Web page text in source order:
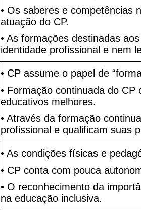
• Os saberes e competências
atuação do CP.
• As formações destinadas
identidade profissional e nem
• CP assume o papel de
• Formação continuada do
educativos melhores.
• Através da formação
profissional e qualificam suas
• As condições físicas e
• CP conta com pouca
• O reconhecimento da
na educação inclusiva.